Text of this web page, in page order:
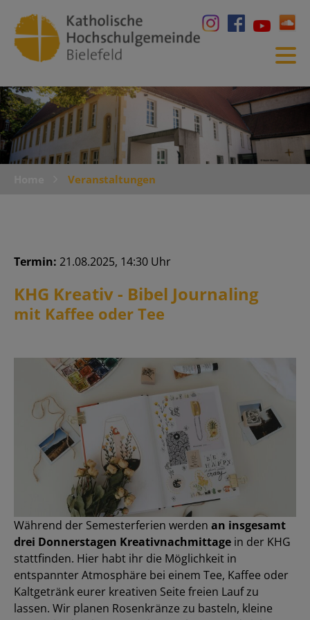
Veranstaltungen
Termin: 21.08.2025, 14:30 Uhr
KHG Kreativ - Bibel Journaling
mit Kaffee oder Tee
Während der Semesterferien werden an insgesamt
drei Donnerstagen Kreativnachmittage in der KHG
stattfinden. Hier habt ihr die Möglichkeit in
entspannter Atmosphäre bei einem Tee, Kaffee oder
Kaltgetränk eurer kreativen Seite freien Lauf zu
lassen. Wir planen Rosenkränze zu basteln, kleine